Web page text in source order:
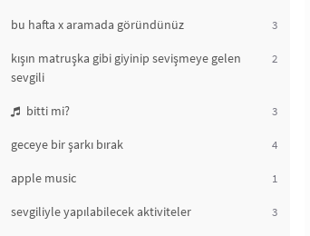
bu hafta x aramada göründünüz 3
kışın matruşka gibi giyinip sevişmeye gelen
sevgili
2
bitti mi? 3
geceye bir şarkı bırak 4
apple music 1
sevgiliyle yapılabilecek aktiviteler 3